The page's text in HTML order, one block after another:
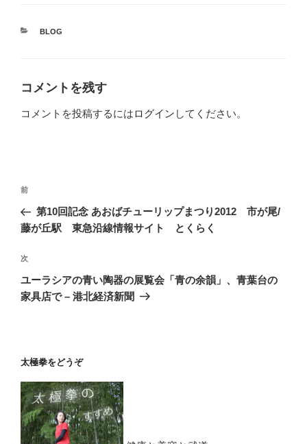
カ
BLOG
コメントを残す
コメントを投稿するにはログイン してください。
投
ナ
ゲ
ー
シ
前
の
投
前
第10回記念 あおばチューリップまつり2012 市が尾/
藤が丘駅 東急沿線情報サイト とくらく
次
の
投
次
ユーラシアの青い陶器の展覧会「青の余韻」、青葉台の
家具店で – 港北経済新聞
太極拳をどうぞ